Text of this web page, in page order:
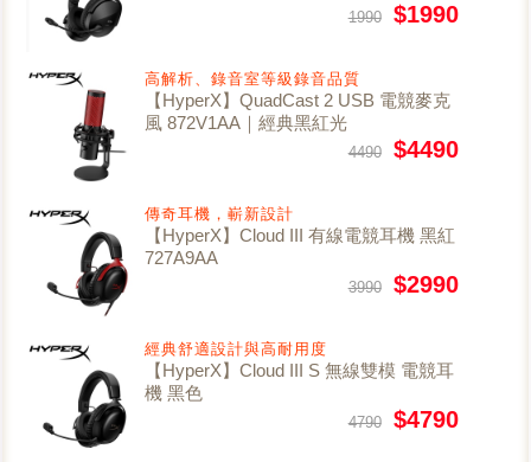
1990 $1990
高解析、錄音室等級錄音品質
【HyperX】QuadCast 2 USB 電競麥克
風 872V1AA｜經典黑紅光
4490 $4490
傳奇耳機，嶄新設計
【HyperX】Cloud III 有線電競耳機 黑紅
727A9AA
3990 $2990
經典舒適設計與高耐用度
【HyperX】Cloud III S 無線雙模 電競耳
機 黑色
4790 $4790